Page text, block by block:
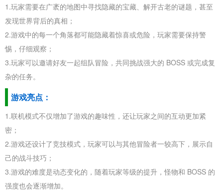
1.玩家需要在广袤的地图中寻找隐藏的宝藏、解开古老的谜题，甚至
发现世界背后的真相；
2.游戏中的每一个角落都可能隐藏着惊喜或危险，玩家需要保持警
惕，仔细观察；
3.玩家可以邀请好友一起组队冒险，共同挑战强大的 BOSS 或完成复
杂的任务。
游戏亮点：
1.联机模式不仅增加了游戏的趣味性，还让玩家之间的互动更加紧
密；
2.游戏还设计了竞技模式，玩家可以与其他冒险者一较高下，展示自
己的战斗技巧；
3.游戏的难度是动态变化的，随着玩家等级的提升，怪物和 BOSS 的
强度也会逐渐增加。